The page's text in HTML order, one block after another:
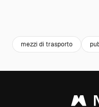
mezzi di trasporto